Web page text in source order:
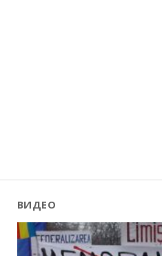
ВИДЕО